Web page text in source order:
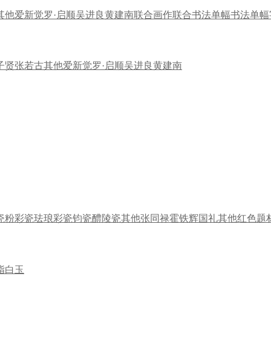
他爱新觉罗·启顺吴进良黄建南联合画作联合书法单幅书法单
贤张若古其他爱新觉罗·启顺吴进良黄建南
粉彩瓷珐琅彩瓷钧瓷醴陵瓷其他张同禄霍铁辉 国礼其他红色题
白玉